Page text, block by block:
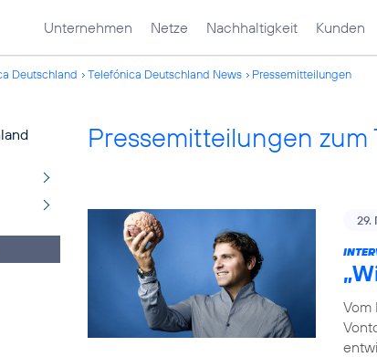
Unternehmen Netze Nachhaltigkeit Kunden
Deutschland Telefónica Deutschland News Pressemitteilungen
Pressemitteilungen
29.
Vom